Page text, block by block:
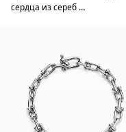
сердца из сереб …